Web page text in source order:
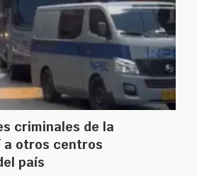
criminales de la
a otros centros
país